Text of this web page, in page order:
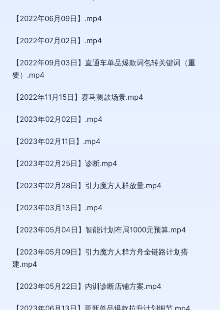
【2022年06月09日】.mp4
【2022年07月02日】.mp4
【2022年09月03日】直通车单品爆款词包转关键词（重
要）.mp4
【2022年11月15日】赛马测款场景.mp4
【2023年02月02日】.mp4
【2023年02月11日】.mp4
【2023年02月25日】诊断.mp4
【2023年02月28日】引力魔方人群放量.mp4
【2023年03月13日】.mp4
【2023年05月04日】智能计划布局1000元预算.mp4
【2023年05月09日】引力魔方人群方舟全链路计划搭
建.mp4
【2023年05月22日】内训诊断店铺方案.mp4